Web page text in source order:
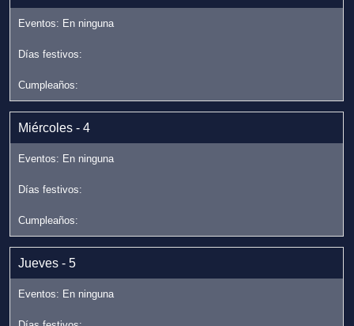
Miércoles - 4
Jueves - 5